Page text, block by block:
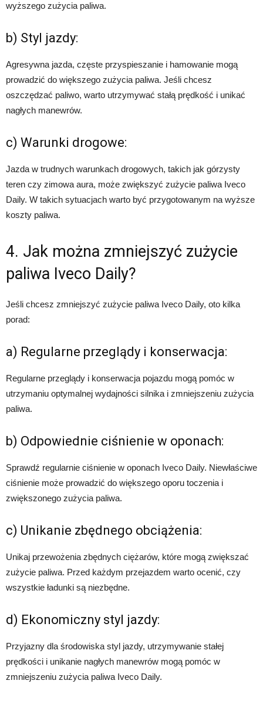
wyższego zużycia paliwa.
b) Styl jazdy:
Agresywna jazda, częste przyspieszanie i hamowanie mogą
prowadzić do większego zużycia paliwa. Jeśli chcesz
oszczędzać paliwo, warto utrzymywać stałą prędkość i unikać
nagłych manewrów.
c) Warunki drogowe:
Jazda w trudnych warunkach drogowych, takich jak górzysty
teren czy zimowa aura, może zwiększyć zużycie paliwa Iveco
Daily. W takich sytuacjach warto być przygotowanym na wyższe
koszty paliwa.
4. Jak można zmniejszyć zużycie
paliwa Iveco Daily?
Jeśli chcesz zmniejszyć zużycie paliwa Iveco Daily, oto kilka
porad:
a) Regularne przeglądy i konserwacja:
Regularne przeglądy i konserwacja pojazdu mogą pomóc w
utrzymaniu optymalnej wydajności silnika i zmniejszeniu zużycia
paliwa.
b) Odpowiednie ciśnienie w oponach:
Sprawdź regularnie ciśnienie w oponach Iveco Daily. Niewłaściwe
ciśnienie może prowadzić do większego oporu toczenia i
zwiększonego zużycia paliwa.
c) Unikanie zbędnego obciążenia:
Unikaj przewożenia zbędnych ciężarów, które mogą zwiększać
zużycie paliwa. Przed każdym przejazdem warto ocenić, czy
wszystkie ładunki są niezbędne.
d) Ekonomiczny styl jazdy:
Przyjazny dla środowiska styl jazdy, utrzymywanie stałej
prędkości i unikanie nagłych manewrów mogą pomóc w
zmniejszeniu zużycia paliwa Iveco Daily.